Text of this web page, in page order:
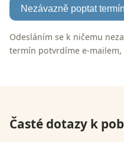
Nezávazně poptat termín
Odesláním se k ničemu
termín potvrdíme e-mailem,
Časté dotazy k